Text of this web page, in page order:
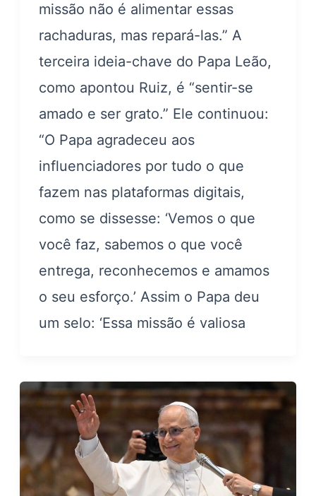
missão não é alimentar essas
rachaduras, mas repará-las.” A
terceira ideia-chave do Papa Leão,
como apontou Ruiz, é “sentir-se
amado e ser grato.” Ele continuou:
“O Papa agradeceu aos
influenciadores por tudo o que
fazem nas plataformas digitais,
como se dissesse: ‘Vemos o que
você faz, sabemos o que você
entrega, reconhecemos e amamos
o seu esforço.’ Assim o Papa deu
um selo: ‘Essa missão é valiosa